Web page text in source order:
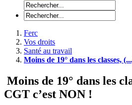
Ferc
Vos droits
Santé au travail
Moins de 19° dans les classes,
Moins de 19° dans les
CGT c’est NON !